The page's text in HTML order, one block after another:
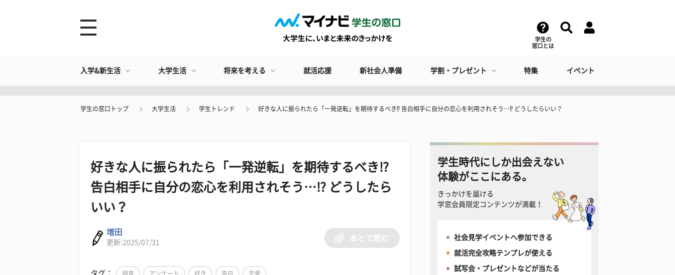
学生の
窓口とは
入学&新生活 大学生活 将来を考える 就活応援 新社会人準備 学割・プレゼント 特集 イベント
学生の窓口トップ 大学生活 学生トレンド 好きな人に振られたら「一発逆転」を期待するべき⁉ 告白相手に自分の恋心を利用されそう…⁉ どうしたらいい？
好きな人に振られたら「一発逆転」を期待するべき⁉
告白相手に自分の恋心を利用されそう…⁉ どうしたら
いい？
増田
更新:2025/07/31
あとで読む
タグ： 調査 アンケート 好き 告白 恋愛
学生時代にしか出会えない
体験がここにある。
きっかけを届ける
学窓会員限定コンテンツが満載！
社会見学イベントへ参加できる
就活完全攻略テンプレが使える
試写会・プレゼントなどが当たる